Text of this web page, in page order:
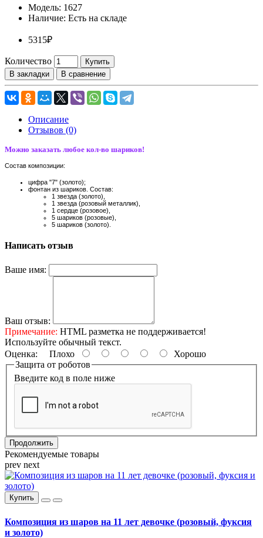
Модель: 1627
Наличие: Есть на складе
5315₽
Количество
Купить
В закладки
В сравнение
Описание
Отзывов (0)
Можно заказать любое кол-во шариков!
Состав композиции:
цифра "7" (золото);
фонтан из шариков. Состав:
1 звезда (золото),
1 звезда (розовый металлик),
1 сердце (розовое),
5 шариков (розовые),
5 шариков (золото).
Написать отзыв
Ваше имя:
Ваш отзыв:
Примечание: HTML разметка не поддерживается!
Используйте обычный текст.
Оценка: Плохо
Хорошо
Защита от роботов
Введите код в поле ниже
Продолжить
Рекомендуемые товары
prev next
Купить
Композиция из шаров на 11 лет девочке (розовый, фуксия
и золото)